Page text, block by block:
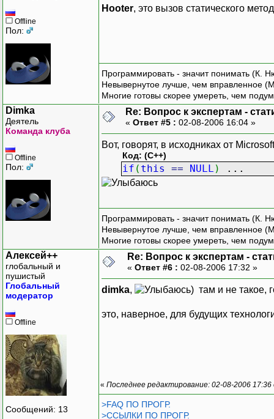
Offline
Пол:
Hooter, это вызов статического
Программировать - значит понимать (К.
Невывернутое лучше, чем вправленное
Многие готовы скорее умереть, чем
Dimka
Деятель
Команда клуба
Offline
Пол:
Re: Вопрос к экспертам -
« Ответ #5 : 02-08-2006 16:04 »
Вот, говорят, в исходниках от
Код: (C++)
if ( this == NULL ) ...
Программировать - значит понимать (К.
Невывернутое лучше, чем вправленное
Многие готовы скорее умереть, чем
Алексей++
глобальный и
пушистый
Глобальный
модератор
Offline
Сообщений: 13
Re: Вопрос к экспертам -
« Ответ #6 : 02-08-2006 17:32 »
dimka, ) там и не такое,
это, наверное, для будущих
« Последнее редактирование: 02-08-2006
>FAQ ПО ПРОГР.
>ССЫЛКИ ПО ПРОГР.